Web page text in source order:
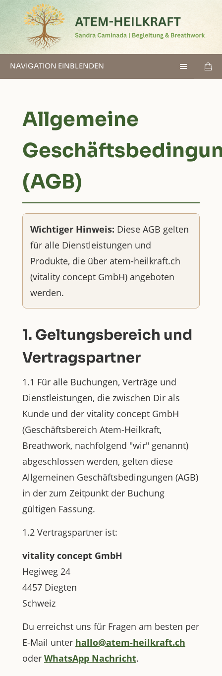
NAVIGATION EINBLENDEN
Allgemeine
(AGB)
Wichtiger Hinweis: Diese AGB gelten
für alle Dienstleistungen und
Produkte, die über atem-heilkraft.ch
(vitality concept GmbH) angeboten
werden.
1. Geltungsbereich und
Vertragspartner
1.1 Für alle Buchungen, Verträge und
Dienstleistungen, die zwischen Dir als
Kunde und der vitality concept GmbH
(Geschäftsbereich Atem-Heilkraft,
Breathwork, nachfolgend "wir" genannt)
abgeschlossen werden, gelten diese
Allgemeinen Geschäftsbedingungen (AGB)
in der zum Zeitpunkt der Buchung
gültigen Fassung.
1.2 Vertragspartner ist:
vitality concept GmbH
Hegiweg 24
4457 Diegten
Schweiz
Du erreichst uns für Fragen am besten per
E-Mail unter hallo@atem-heilkraft.ch
oder WhatsApp Nachricht.